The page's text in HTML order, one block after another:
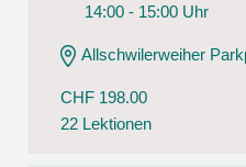
14:00 - 15:00 Uhr
Allschwilerweiher
CHF 198.00
22 Lektionen